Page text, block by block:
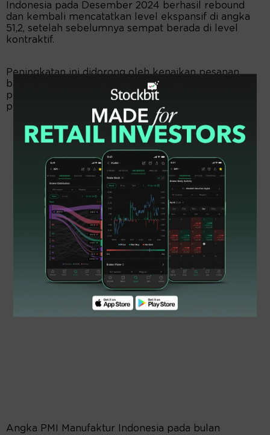
Indonesia pada Desember 2024 berhasil rebound
dan kembali mencatatkan level ekspansif di angka
51,2, setelah sebelumnya sempat berada di level
kontraktif.
Peningkatan ini didorong oleh kenaikan pesanan
baru, baik domestik maupun ekspor, serta
peningkatan aktivitas pembelian bahan baku oleh
perusahaan.
Angka PMI Manufaktur Indonesia pada bulan